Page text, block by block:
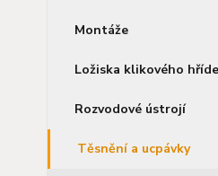
Montáže
Ložiska klikového
Rozvodové ústrojí
Těsnění a ucpávky